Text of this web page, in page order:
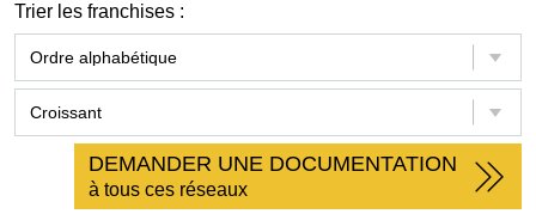
Trier les franchises :
DEMANDER UNE DOCUMENTATION
à tous ces réseaux